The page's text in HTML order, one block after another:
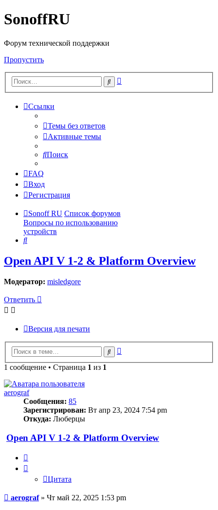
SonoffRU
Форум технической поддержки
Пропустить
Поиск
Ссылки
Темы без ответов
Активные темы
Поиск
FAQ
Вход
Регистрация
Sonoff RU Список форумов
Вопросы по использованию
устройств
Поиск
Open API V 1-2 & Platform Overview
Модератор: misledgore
Ответить
Версия для печати
Поиск
1 сообщение • Страница 1 из 1
aerograf
Сообщения: 85
Зарегистрирован: Вт апр 23, 2024 7:54 pm
Откуда: Люберцы
Open API V 1-2 & Platform Overview
Цитата
Сообщение
aerograf» Чт май 22, 2025 1:53 pm